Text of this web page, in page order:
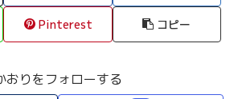
Pinterest コピー
おりをフォローする